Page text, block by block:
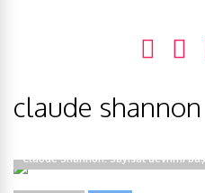
claude shannon
Claude Shannon: Sayısal devrimi